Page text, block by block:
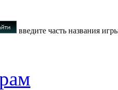
введите часть названия